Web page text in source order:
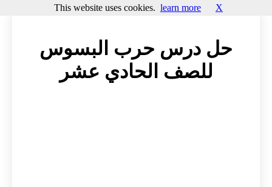
حل درس حرب البسوس
للصف الحادي عشر
This website uses cookies. learn more X